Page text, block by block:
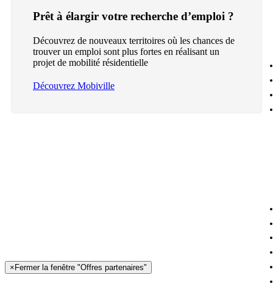
Prêt à élargir votre recherche d’emploi ?
Découvrez de nouveaux territoires où les chances de
trouver un emploi sont plus fortes en réalisant un
projet de mobilité résidentielle
Découvrez Mobiville
× Fermer la fenêtre "Offres partenaires"